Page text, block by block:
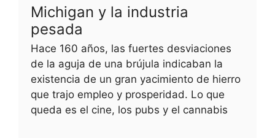
Michigan y la industria
pesada
Hace 160 años, las fuertes desviaciones
de la aguja de una brújula indicaban la
existencia de un gran yacimiento de hierro
que trajo empleo y prosperidad. Lo que
queda es el cine, los pubs y el cannabis